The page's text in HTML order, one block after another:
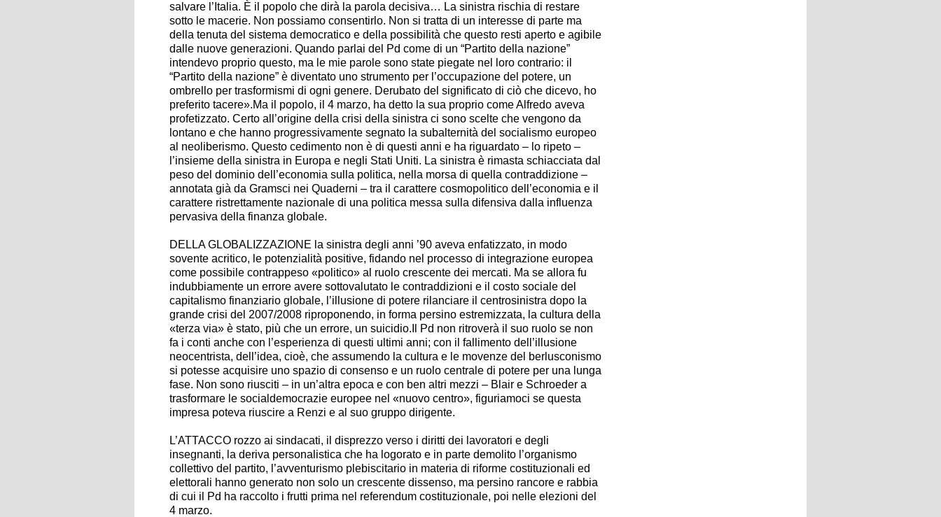
salvare l’Italia. È il popolo che dirà la parola decisiva… La sinistra rischia di restare
sotto le macerie. Non possiamo consentirlo. Non si tratta di un interesse di parte ma
della tenuta del sistema democratico e della possibilità che questo resti aperto e agibile
dalle nuove generazioni. Quando parlai del Pd come di un “Partito della nazione”
intendevo proprio questo, ma le mie parole sono state piegate nel loro contrario: il
“Partito della nazione” è diventato uno strumento per l’occupazione del potere, un
ombrello per trasformismi di ogni genere. Derubato del significato di ciò che dicevo, ho
preferito tacere».Ma il popolo, il 4 marzo, ha detto la sua proprio come Alfredo aveva
profetizzato. Certo all’origine della crisi della sinistra ci sono scelte che vengono da
lontano e che hanno progressivamente segnato la subalternità del socialismo europeo
al neoliberismo. Questo cedimento non è di questi anni e ha riguardato – lo ripeto –
l’insieme della sinistra in Europa e negli Stati Uniti. La sinistra è rimasta schiacciata dal
peso del dominio dell’economia sulla politica, nella morsa di quella contraddizione –
annotata già da Gramsci nei Quaderni – tra il carattere cosmopolitico dell’economia e il
carattere ristrettamente nazionale di una politica messa sulla difensiva dalla influenza
pervasiva della finanza globale.
DELLA GLOBALIZZAZIONE la sinistra degli anni ’90 aveva enfatizzato, in modo
sovente acritico, le potenzialità positive, fidando nel processo di integrazione europea
come possibile contrappeso «politico» al ruolo crescente dei mercati. Ma se allora fu
indubbiamente un errore avere sottovalutato le contraddizioni e il costo sociale del
capitalismo finanziario globale, l’illusione di potere rilanciare il centrosinistra dopo la
grande crisi del 2007/2008 riproponendo, in forma persino estremizzata, la cultura della
«terza via» è stato, più che un errore, un suicidio.Il Pd non ritroverà il suo ruolo se non
fa i conti anche con l’esperienza di questi ultimi anni; con il fallimento dell’illusione
neocentrista, dell’idea, cioè, che assumendo la cultura e le movenze del berlusconismo
si potesse acquisire uno spazio di consenso e un ruolo centrale di potere per una lunga
fase. Non sono riusciti – in un’altra epoca e con ben altri mezzi – Blair e Schroeder a
trasformare le socialdemocrazie europee nel «nuovo centro», figuriamoci se questa
impresa poteva riuscire a Renzi e al suo gruppo dirigente.
L’ATTACCO rozzo ai sindacati, il disprezzo verso i diritti dei lavoratori e degli
insegnanti, la deriva personalistica che ha logorato e in parte demolito l’organismo
collettivo del partito, l’avventurismo plebiscitario in materia di riforme costituzionali ed
elettorali hanno generato non solo un crescente dissenso, ma persino rancore e rabbia
di cui il Pd ha raccolto i frutti prima nel referendum costituzionale, poi nelle elezioni del
4 marzo.